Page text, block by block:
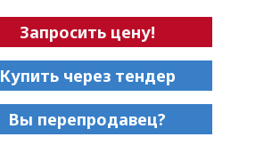
Запросить цену!
Купить через тендер
Вы перепродавец?